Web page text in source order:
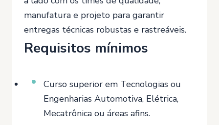
manufatura e projeto para garantir
entregas técnicas robustas e rastreáveis.
Requisitos mínimos
Curso superior em Tecnologias ou
Engenharias Automotiva, Elétrica,
Mecatrônica ou áreas afins.